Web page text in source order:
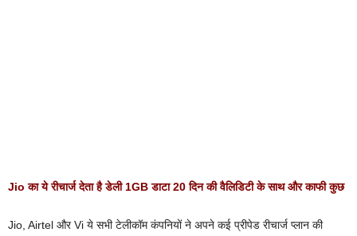
Jio का ये रीचार्ज देता है डेली 1GB डाटा 20 दिन की वैलिडिटी के साथ और काफी कुछ
Jio, Airtel और Vi ये सभी टेलीकॉम कंपनियों ने अपने कई प्रीपेड रीचार्ज प्लान की